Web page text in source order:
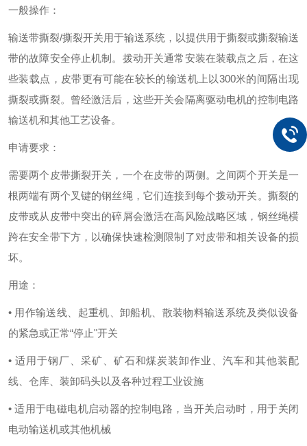
一般操作：
输送带撕裂/撕裂开关用于输送系统，以提供用于撕裂或撕裂输送
带的故障安全停止机制。拨动开关通常安装在装载点之后，在这
些装载点，皮带更有可能在较长的输送机上以300米的间隔出现
撕裂或撕裂。曾经激活后，这些开关会隔离驱动电机的控制电路
输送机和其他工艺设备。
申请要求：
需要两个皮带撕裂开关，一个在皮带的两侧。之间两个开关是一
根两端有两个叉键的钢丝绳，它们连接到每个拨动开关。撕裂的
皮带或从皮带中突出的碎屑会激活在高风险战略区域，钢丝绳横
跨在安全带下方，以确保快速检测限制了对皮带和相关设备的损
坏。
用途：
• 用作输送线、起重机、卸船机、散装物料输送系统及类似设备
的紧急或正常“停止"开关
• 适用于钢厂、采矿、矿石和煤炭装卸作业、汽车和其他装配
线、仓库、装卸码头以及各种过程工业设施
• 适用于电磁电机启动器的控制电路，当开关启动时，用于关闭
电动输送机或其他机械